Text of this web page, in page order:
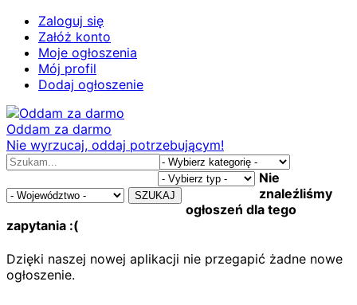
Zaloguj się
Załóż konto
Moje ogłoszenia
Mój profil
Dodaj ogłoszenie
Oddam za darmo
Nie wyrzucaj, oddaj potrzebującym!
SZUKAJ
Nie
znaleźliśmy
ogłoszeń dla tego
zapytania :(
Dzięki naszej nowej aplikacji nie przegapić żadne nowe
ogłoszenie.